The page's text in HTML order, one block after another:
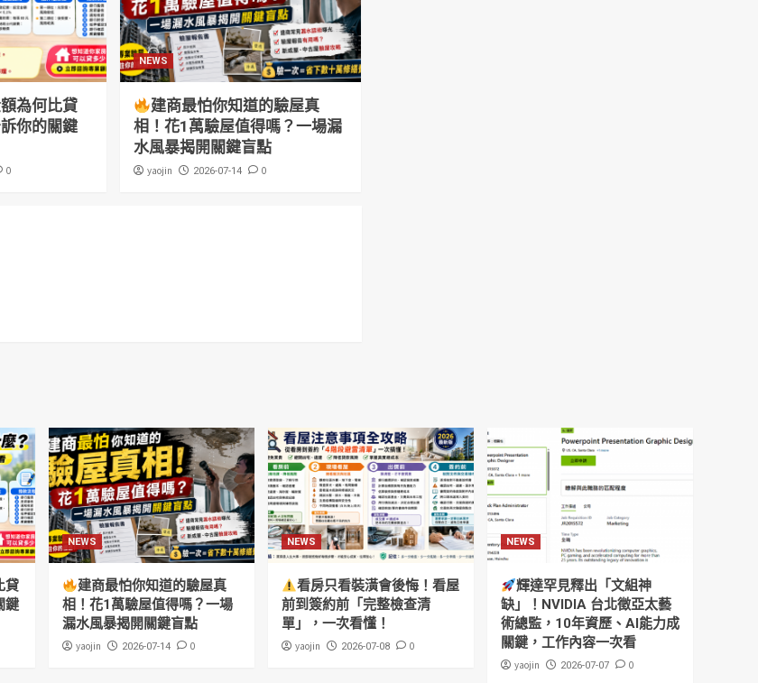
為何比貸
你的關鍵
0
NEWS
建商最怕你知道的驗屋真
相！花1萬驗屋值得嗎？一場漏
水風暴揭開關鍵盲點
yaojin 2026-07-14 0
貸
鍵
NEWS
建商最怕你知道的驗屋真
相！花1萬驗屋值得嗎？一場
漏水風暴揭開關鍵盲點
yaojin 2026-07-14 0
NEWS
看房只看裝潢會後悔！看屋
前到簽約前「完整檢查清
單」，一次看懂！
yaojin 2026-07-08 0
NEWS
輝達罕見釋出「文組神
缺」！NVIDIA 台北徵亞太藝
術總監，10年資歷、AI能力成
關鍵，工作內容一次看
yaojin 2026-07-07 0